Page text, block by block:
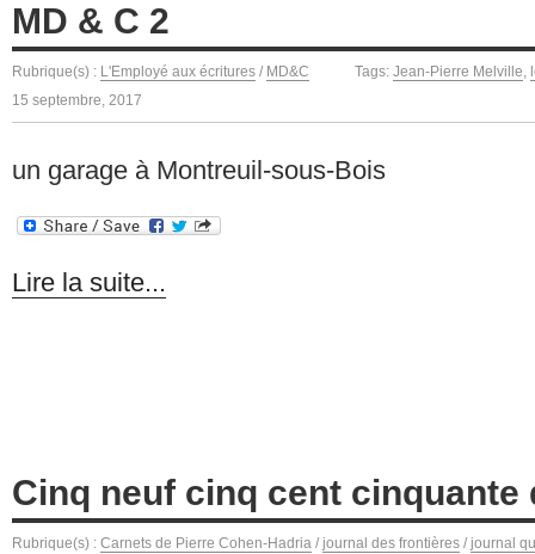
MD & C 2
Rubrique(s) : L'Employé aux écritures / MD&C Tags: Jean-Pierre Melville,
15 septembre, 2017
un garage à Montreuil-sous-Bois
Lire la suite...
Cinq neuf cinq cent cinquante
Rubrique(s) : Carnets de Pierre Cohen-Hadria / journal des frontières / journal